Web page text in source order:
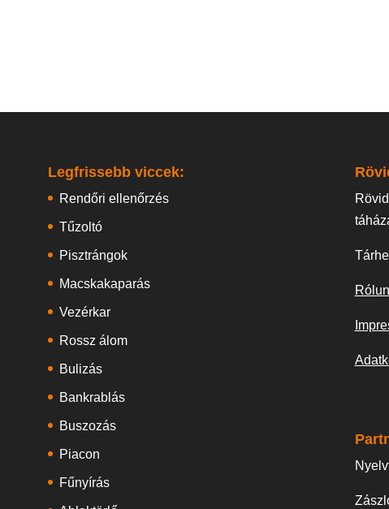
Legfrissebb viccek:
Rendőri ellenőrzés
Tűzoltó
Pisztrángok
Macskakaparás
Vezérkar
Rossz álom
Bulizás
Bankrablás
Buszozás
Piacon
Fűnyírás